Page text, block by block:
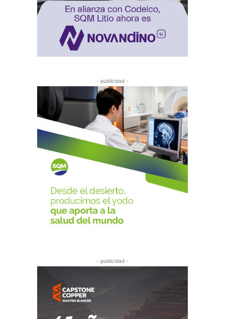
- publicidad -
- publicidad -